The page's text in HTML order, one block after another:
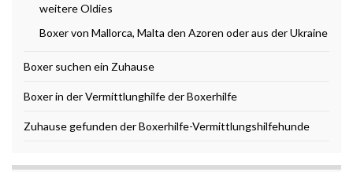
weitere Oldies
Boxer von Mallorca, Malta den Azoren oder aus der Ukraine
Boxer suchen ein Zuhause
Boxer in der Vermittlunghilfe der Boxerhilfe
Zuhause gefunden der Boxerhilfe-Vermittlungshilfehunde